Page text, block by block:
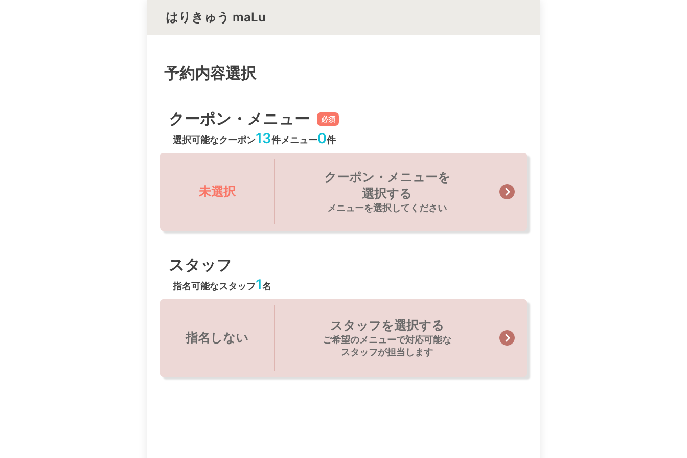
はりきゅう maLu
予約内容選択
クーポン・メニュー 必須
選択可能なクーポン13件メニュー0件
未選択
クーポン・メニューを
選択する
メニューを選択してください
スタッフ
指名可能なスタッフ1名
指名しない
スタッフを選択する
ご希望のメニューで対応可能な
スタッフが担当します